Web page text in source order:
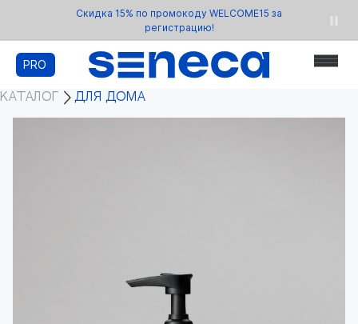
Скидка 15% по промокоду WELCOME15 за
регистрацию!
PRO
КАТАЛОГ ДЛЯ ДОМА